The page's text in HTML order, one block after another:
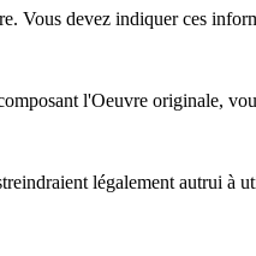
Vous devez indiquer ces
l'Oeuvre originale,
légalement autrui à